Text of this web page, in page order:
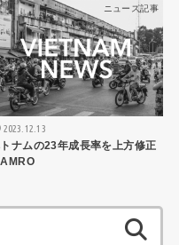
ニュース記事
2023.12.13
ナムの23年成長率を上方修正
AMRO